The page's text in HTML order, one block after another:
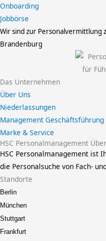
Onboarding
Jobbörse
Wir sind zur Personalvermittlung
Brandenburg
Das Unternehmen
Über Uns
Niederlassungen
Management Geschäftsführung
Marke & Service
HSC Personalmanagement
HSC Personalmanagement ist
die Personalsuche von Fach-
Standorte
Berlin
München
Stuttgart
Frankfurt